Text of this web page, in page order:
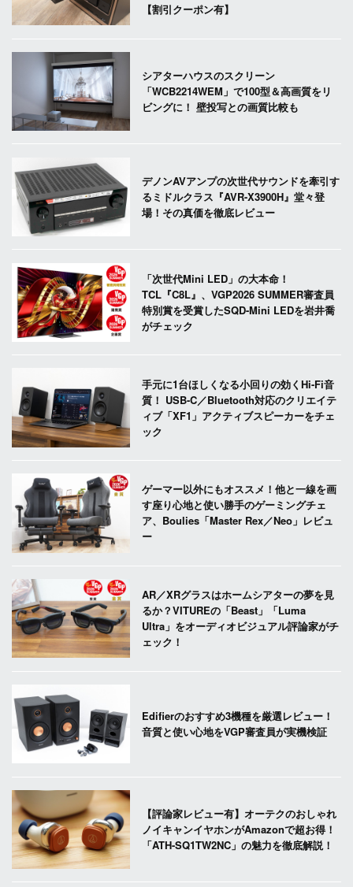
【割引クーポン有】
シアターハウスのスクリーン
「WCB2214WEM」で100型＆高画質をリ
ビングに！ 壁投写との画質比較も
デノンAVアンプの次世代サウンドを牽引す
るミドルクラス『AVR-X3900H』堂々登
場！その真価を徹底レビュー
「次世代Mini LED」の大本命！
TCL『C8L』、VGP2026 SUMMER審査員
特別賞を受賞したSQD-Mini LEDを岩井喬
がチェック
手元に1台ほしくなる小回りの効くHi-Fi音
質！ USB-C／Bluetooth対応のクリエイテ
ィブ「XF1」アクティブスピーカーをチェ
ック
ゲーマー以外にもオススメ！他と一線を画
す座り心地と使い勝手のゲーミングチェ
ア、Boulies「Master Rex／Neo」レビュ
ー
AR／XRグラスはホームシアターの夢を見
るか？VITUREの「Beast」「Luma
Ultra」をオーディオビジュアル評論家がチ
ェック！
Edifierのおすすめ3機種を厳選レビュー！
音質と使い心地をVGP審査員が実機検証
【評論家レビュー有】オーテクのおしゃれ
ノイキャンイヤホンがAmazonで超お得！
「ATH-SQ1TW2NC」の魅力を徹底解説！